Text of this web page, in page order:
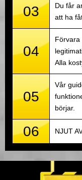
03
Du får
att ha
04
Förvara
Alla
05
Vår
börjar.
06 NJUT